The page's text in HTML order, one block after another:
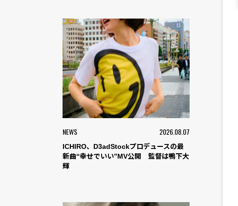
NEWS 2026.08.07
ICHIRO、D3adStockプロデュースの最
新曲“幸せでいい”MV公開 監督は鴨下大
輝